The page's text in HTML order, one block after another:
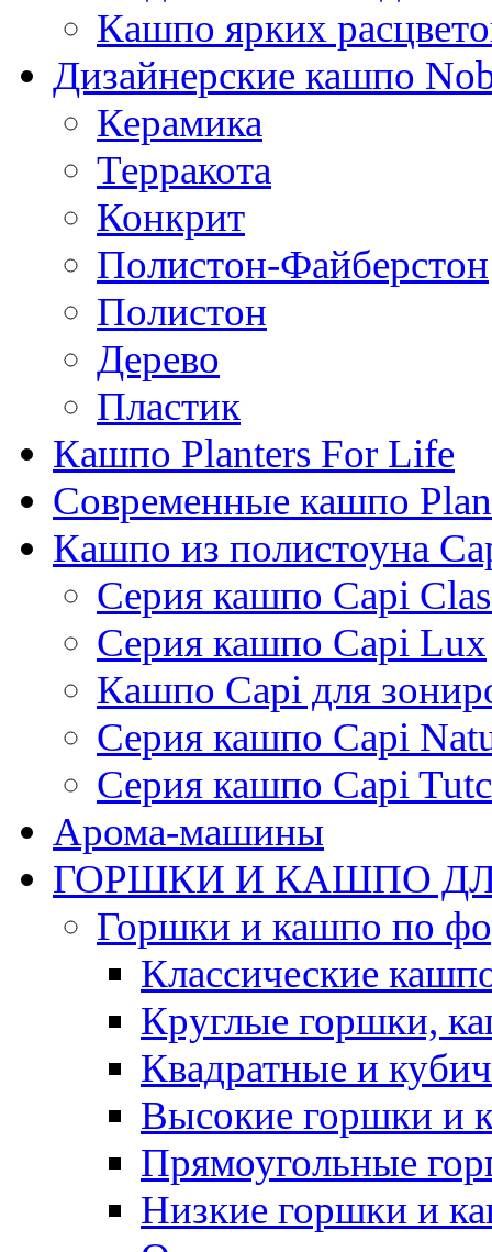
Кашпо ярких
Дизайнерские кашпо
Керамика
Терракота
Конкрит
Полистон-Файберстон
Полистон
Дерево
Пластик
Кашпо Planters For Life
Современные кашпо
Кашпо из полистоуна
Серия кашпо Capi
Серия кашпо Capi Lux
Кашпо Capi для
Серия кашпо Capi
Серия кашпо Capi
Арома-машины
ГОРШКИ И КАШПО
Горшки и кашпо по
Классические
Круглые горшки,
Квадратные и
Высокие горшки и
Прямоугольные
Низкие горшки и